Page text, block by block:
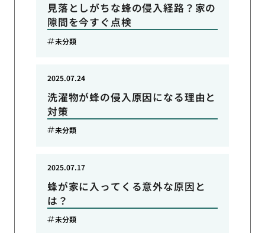
見落としがちな蜂の侵入経路？家の
隙間を今すぐ点検
未分類
洗濯物が蜂の侵入原因になる理由と
対策
2025.07.24
未分類
蜂が家に入ってくる意外な原因と
は？
2025.07.17
未分類